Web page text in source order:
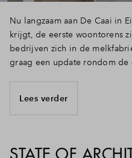
Nu langzaam aan De Caai in
krijgt, de eerste woontorens
bedrijven zich in de
graag een update rondom
Lees verder